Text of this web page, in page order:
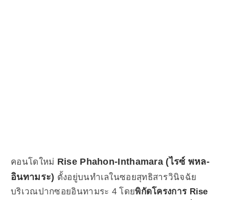
คอนโดใหม่ Rise Phahon-Inthamara (ไรซ์ พหล-
อินทามระ) ตั้งอยู่บนทำเลในซอยสุทธิสารวินิจฉัย
บริเวณปากซอยอินทามระ 4 โดยพิกัดโครงการ Rise